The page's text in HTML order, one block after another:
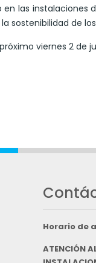
las instalaciones
sostenibilidad de
viernes 2 de
Horario de
ATENCIÓN